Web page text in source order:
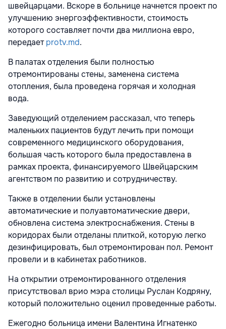
швейцарцами. Вскоре в больнице начнется проект по
улучшению энергоэффективности, стоимость
которого составляет почти два миллиона евро,
передаетprotv.md.
В палатах отделения были полностью
отремонтированы стены, заменена система
отопления, была проведена горячая и холодная
вода.
Заведующий отделением рассказал, что теперь
маленьких пациентов будут лечить при помощи
современного медицинского оборудования,
большая часть которого была предоставлена в
рамках проекта, финансируемого Швейцарским
агентством по развитию и сотрудничеству.
Также в отделении были установлены
автоматические и полуавтоматические двери,
обновлена система электроснабжения. Стены в
коридорах были отделаны плиткой, которую легко
дезинфицировать, был отремонтирован пол. Ремонт
провели и в кабинетах работников.
На открытии отремонтированного отделения
присутствовал врио мэра столицы Руслан Кодряну,
который положительно оценил проведенные работы.
Ежегодно больница имени Валентина Игнатенко